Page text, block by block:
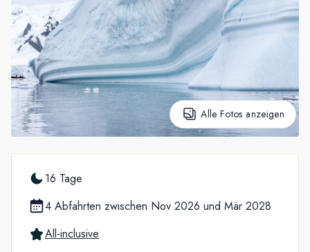
Alle Fotos anzeigen
16 Tage
4 Abfahrten zwischen Nov 2026 und Mär 2028
All-inclusive